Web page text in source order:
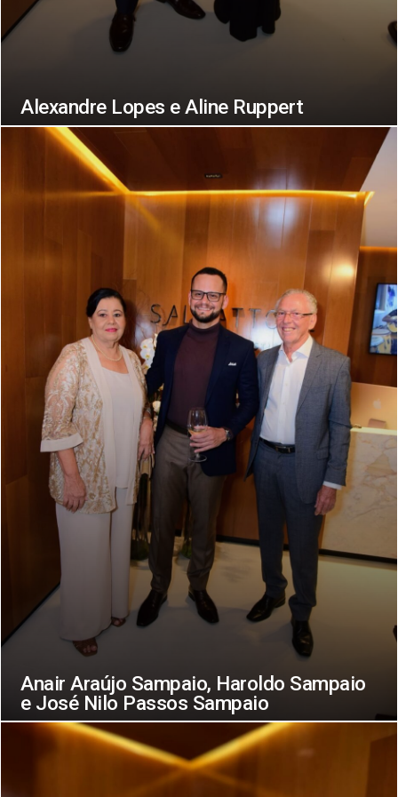
Alexandre Lopes e Aline Ruppert
Anair Araújo Sampaio, Haroldo Sampaio
e José Nilo Passos Sampaio